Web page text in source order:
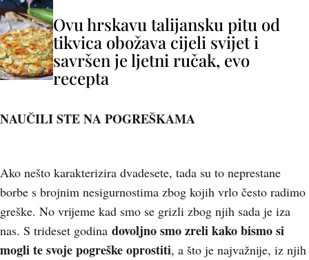
Ovu hrskavu talijansku pitu od
tikvica obožava cijeli svijet i
savršen je ljetni ručak, evo
recepta
NAUČILI STE NA POGREŠKAMA
Ako nešto karakterizira dvadesete, tada su to neprestane
borbe s brojnim nesigurnostima zbog kojih vrlo često radimo
greške. No vrijeme kad smo se grizli zbog njih sada je iza
nas. S trideset godina dovoljno smo zreli kako bismo si
mogli te svoje pogreške oprostiti, a što je najvažnije, iz njih